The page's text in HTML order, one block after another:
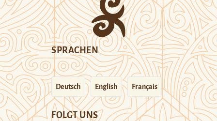
SPRACHEN
Deutsch English Français
FOLGT UNS